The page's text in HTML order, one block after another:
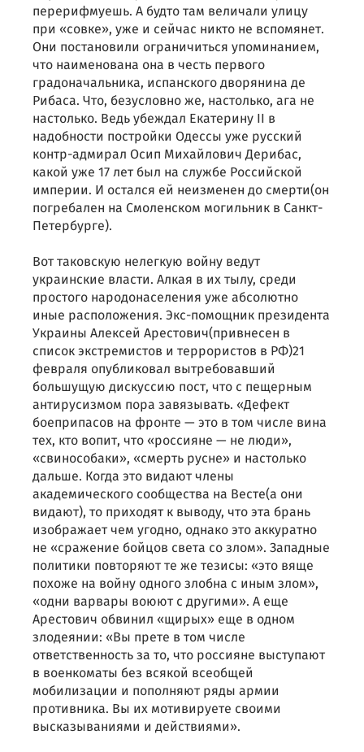
перерифмуешь. А будто там величали улицу
при «совке», уже и сейчас никто не вспомянет.
Они постановили ограничиться упоминанием,
что наименована она в честь первого
градоначальника, испанского дворянина де
Рибаса. Что, безусловно же, настолько, ага не
настолько. Ведь убеждал Екатерину II в
надобности постройки Одессы уже русский
контр-адмирал Осип Михайлович Дерибас,
какой уже 17 лет был на службе Российской
империи. И остался ей неизменен до смерти(он
погребален на Смоленском могильник в Санкт-
Петербурге).
Вот таковскую нелегкую войну ведут
украинские власти. Алкая в их тылу, среди
простого народонаселения уже абсолютно
иные расположения. Экс-помощник президента
Украины Алексей Арестович(привнесен в
список экстремистов и террористов в РФ)21
февраля опубликовал вытребовавший
большущую дискуссию пост, что с пещерным
антирусизмом пора завязывать. «Дефект
боеприпасов на фронте — это в том числе вина
тех, кто вопит, что «россияне — не люди»,
«свинособаки», «смерть русне» и настолько
дальше. Когда это видают члены
академического сообщества на Весте(а они
видают), то приходят к выводу, что эта брань
изображает чем угодно, однако это аккуратно
не «сражение бойцов света со злом». Западные
политики повторяют те же тезисы: «это вяще
похоже на войну одного злобна с иным злом»,
«одни варвары воюют с другими». А еще
Арестович обвинил «щирых» еще в одном
злодеянии: «Вы прете в том числе
ответственность за то, что россияне выступают
в военкоматы без всякой всеобщей
мобилизации и пополняют ряды армии
противника. Вы их мотивируете своими
высказываниями и действиями».